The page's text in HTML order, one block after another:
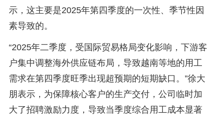
示，这主要是2025年第四季度的一次性、季节性因
素导致的。
“2025年二季度，受国际贸易格局变化影响，下游客
户集中调整海外供应链布局，导致越南等地的用工
需求在第四季度旺季出现超预期的短期缺口。”徐大
朋表示，为保障核心客户的生产交付，公司临时加
大了招聘激励力度，导致当季度综合用工成本显著